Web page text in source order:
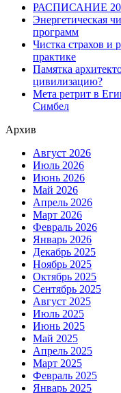
РАСПИСАНИЕ
Энергетическая
программ
Чистка страхов
практике
Памятка
цивилизацию?
Мета ретрит в
Симбел
Архив
Август 2026
Июль 2026
Июнь 2026
Май 2026
Апрель 2026
Март 2026
Февраль 2026
Январь 2026
Декабрь 2025
Ноябрь 2025
Октябрь 2025
Сентябрь 2025
Август 2025
Июль 2025
Июнь 2025
Май 2025
Апрель 2025
Март 2025
Февраль 2025
Январь 2025